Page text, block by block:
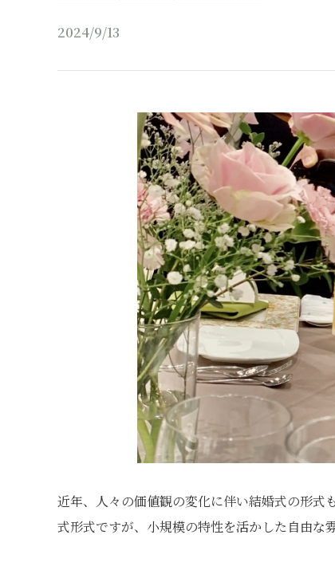
2024/9/13
近年、人々の価値観の変化に伴い結婚式の形式
式形式ですが、小規模の特性を活かした自由な